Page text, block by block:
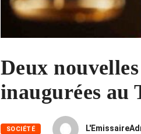
Deux
inaugurées au
SOCIÉTÉ